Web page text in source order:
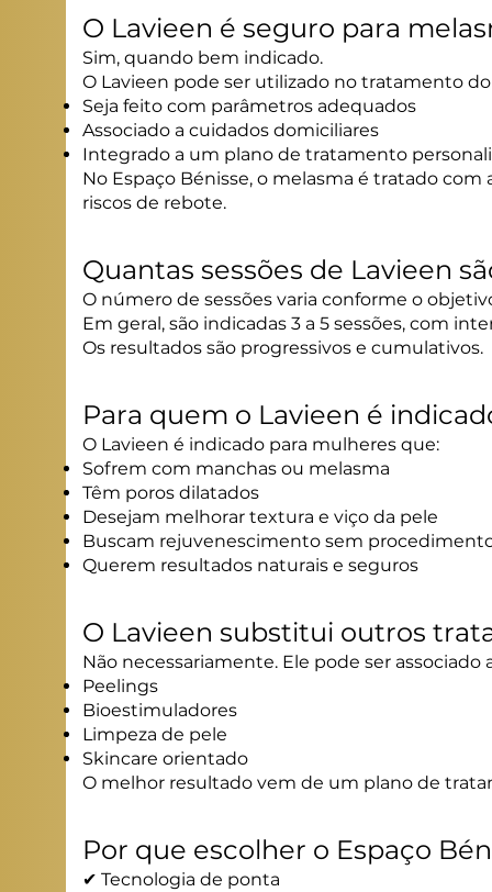
O Lavieen é seguro para
Sim, quando bem indicado.
O Lavieen pode ser utilizado no tratamento
Seja feito com parâmetros adequados
Associado a cuidados domiciliares
Integrado a um plano de tratamento
No Espaço Bénisse, o melasma é tratado
riscos de rebote.
Quantas sessões de Lavieen
O número de sessões varia conforme o
Em geral, são indicadas 3 a 5 sessões, com
Os resultados são progressivos e cumulativos.
Para quem o Lavieen é
O Lavieen é indicado para mulheres que:
Sofrem com manchas ou melasma
Têm poros dilatados
Desejam melhorar textura e viço da pele
Buscam rejuvenescimento sem
Querem resultados naturais e seguros
O Lavieen substitui outros
Não necessariamente. Ele pode ser associado
Peelings
Bioestimuladores
Limpeza de pele
Skincare orientado
O melhor resultado vem de um plano de
Por que escolher o Espaço
✔ Tecnologia de ponta